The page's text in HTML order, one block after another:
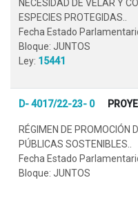
NECESIDAD DE VELAR Y
ESPECIES PROTEGIDAS..
Fecha Estado
Bloque: JUNTOS
Ley: 15441
D- 4017/22-23- 0
RÉGIMEN DE PROMOCIÓN
PÚBLICAS SOSTENIBLES..
Fecha Estado
Bloque: JUNTOS